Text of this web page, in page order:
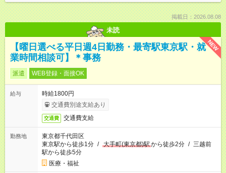
掲載日：2026.08.08
未読
NEW
【曜日選べる平日週4日勤務・最寄駅東京駅・就
業時間相談可】＊事務
派遣 WEB登録・面接OK
給与
時給1800円
交通費別途支給あり
交通費 交通費支給
勤務地
東京都千代田区
東京駅から徒歩1分 / 大手町(東京都)駅から徒歩2分 / 三越前
駅から徒歩5分
医療・福祉